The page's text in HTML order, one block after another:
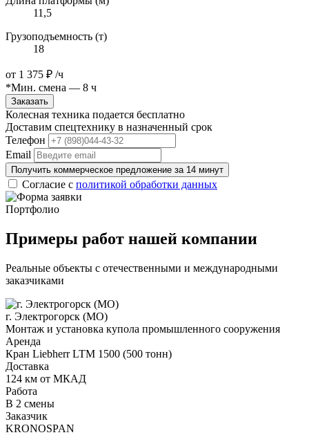
11,5
Грузоподъемность (т)
18
от 1 375 ₽ /ч
*Мин. смена — 8 ч
Заказать
Колесная техника подается бесплатно
Доставим спецтехнику в назначенный срок
Телефон
Email
Получить коммерческое предложение за 14 минут
Согласие с политикой обработки данных
Портфолио
Примеры работ нашей компании
Реальные объекты с отечественными и международными
заказчиками
г. Электрогорск (МО)
Монтаж и установка купола промышленного сооружения
Аренда
Кран Liebherr LTM 1500 (500 тонн)
Доставка
124 км от МКАД
Работа
В 2 смены
Заказчик
KRONOSPAN